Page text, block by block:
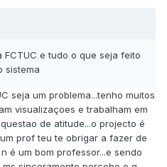
e tudo o que seja feito
sistema
seja um problema...tenho muitos
visualizaçoes e trabalham em
de atitude...o projecto é
prof teu te obrigar a fazer de
é um bom professor...e sendo